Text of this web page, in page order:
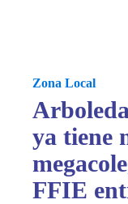
Zona Local
ya tiene
FFIE